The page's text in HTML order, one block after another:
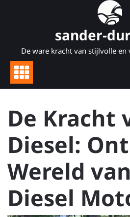
sander-
De ware kracht van stijlvolle
De Kracht
Diesel:
Wereld
Diesel